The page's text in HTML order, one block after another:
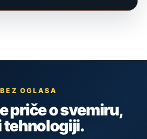
OGLASA
priče o svemiru,
tehnologiji.